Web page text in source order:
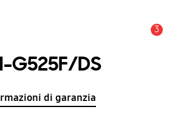
3
G525F/DS
di garanzia